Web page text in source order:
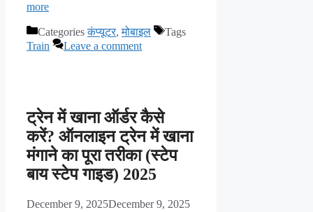
more
Categoriesकंप्यूटर,मोबाइल
Tags
Train
Leave a comment
ट्रेन में खाना ऑर्डर कैसे
करें? ऑनलाइन ट्रेन में खाना
मंगाने का पूरा तरीका (स्टेप
बाय स्टेप गाइड) 2025
December 9, 2025December 9, 2025